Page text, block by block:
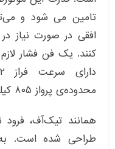
تامین می شود و
افقی در صورت نیاز
کنند. یک فن فشار
محدوده‌ی پرواز ۸۰۵ کیلومتر است.
طراحی شده است.